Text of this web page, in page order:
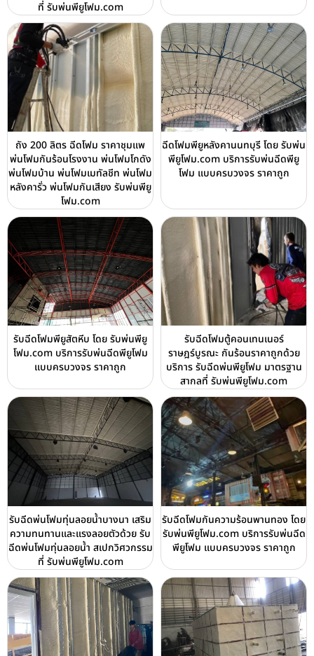
ที่ รับพ่นพียูโฟม.com
ถัง 200 ลิตร ฉีดโฟม ราคาชุมแพ
พ่นโฟมกันร้อนโรงงาน พ่นโฟมโกดัง
พ่นโฟมบ้าน พ่นโฟมเมทัลชีท พ่นโฟม
หลังคารั่ว พ่นโฟมกันเสียง รับพ่นพียู
โฟม.com
ฉีดโฟมพียูหลังคานนทบุรี โดย รับพ่น
พียูโฟม.com บริการรับพ่นฉีดพียู
โฟม แบบครบวงจร ราคาถูก
รับฉีดโฟมพียูสัตหีบ โดย รับพ่นพียู
โฟม.com บริการรับพ่นฉีดพียูโฟม
แบบครบวงจร ราคาถูก
รับฉีดโฟมตู้คอนเทนเนอร์
ราษฎร์บูรณะ กันร้อนราคาถูกด้วย
บริการ รับฉีดพ่นพียูโฟม มาตรฐาน
สากลที่ รับพ่นพียูโฟม.com
รับฉีดพ่นโฟมทุ่นลอยน้ำบางนา เสริม
ความทนทานและแรงลอยตัวด้วย รับ
ฉีดพ่นโฟมทุ่นลอยน้ำ สเปกวิศวกรรม
ที่ รับพ่นพียูโฟม.com
รับฉีดโฟมกันความร้อนพานทอง โดย
รับพ่นพียูโฟม.com บริการรับพ่นฉีด
พียูโฟม แบบครบวงจร ราคาถูก